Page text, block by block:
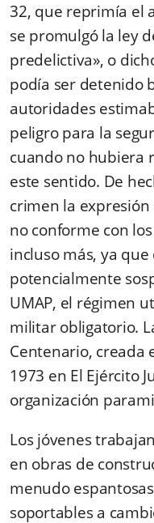
32, que reprimía el
se promulgó la ley
predelictiva», o
podía ser detenido
autoridades
peligro para la
cuando no hubiera
este sentido. De
crimen la
no conforme con
incluso más, ya
potencialmente
UMAP, el régimen
militar obligatorio.
Centenario, creada
1973 en El Ejército
organización
Los jóvenes
en obras de
menudo
soportables a